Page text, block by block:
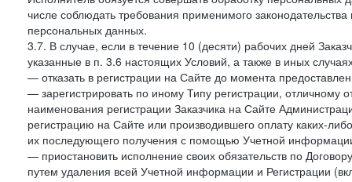
числе соблюдать требования применимого
персональных данных.
3.7. В случае, если в течение 10 (десяти) рабочих дней
указанные в п. 3.6 настоящих Условий, а также в иных
— отказать в регистрации на Сайте до момента
— зарегистрировать по иному Типу регистрации, отличному
наименования регистрации Заказчика на Сайте
регистрацию на Сайте или производившего оплату каких-
их последующего получения с помощью Учетной
— приостановить исполнение своих обязательств по
путем удаления всей Учетной информации и Регистрации